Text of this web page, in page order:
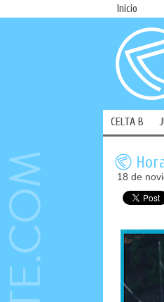
Inicio
CELTA B
18 de